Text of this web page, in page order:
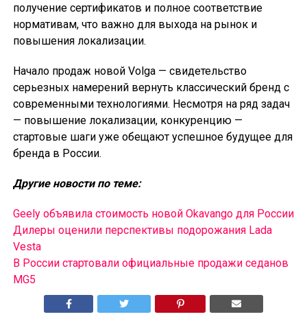
получение сертификатов и полное соответствие
нормативам, что важно для выхода на рынок и
повышения локализации.
Начало продаж новой Volga — свидетельство
серьезных намерений вернуть классический бренд с
современными технологиями. Несмотря на ряд задач
— повышение локализации, конкуренцию —
стартовые шаги уже обещают успешное будущее для
бренда в России.
Другие новости по теме:
Geely объявила стоимость новой Okavango для России
Дилеры оценили перспективы подорожания Lada
Vesta
В России cтартовали официальные продажи седанов
MG5